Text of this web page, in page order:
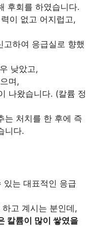
후회를 하였습니다.
이 없고 어지럽고,
고하여 응급실로 향했
낮았고,
며,
나왔습니다. (칼륨 정
는 처치를 한 후에 즉
니다.
있는 대표적인 응급
고 계시는 분인데,
칼륨이 많이 쌓였을